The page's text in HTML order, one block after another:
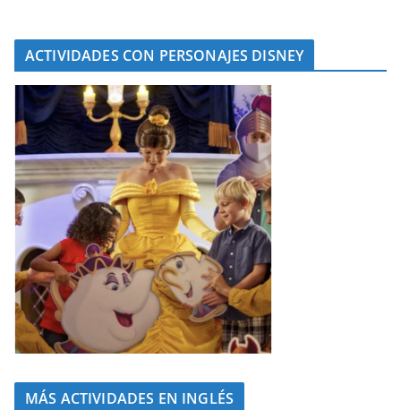
ACTIVIDADES CON PERSONAJES DISNEY
MÁS ACTIVIDADES EN INGLÉS